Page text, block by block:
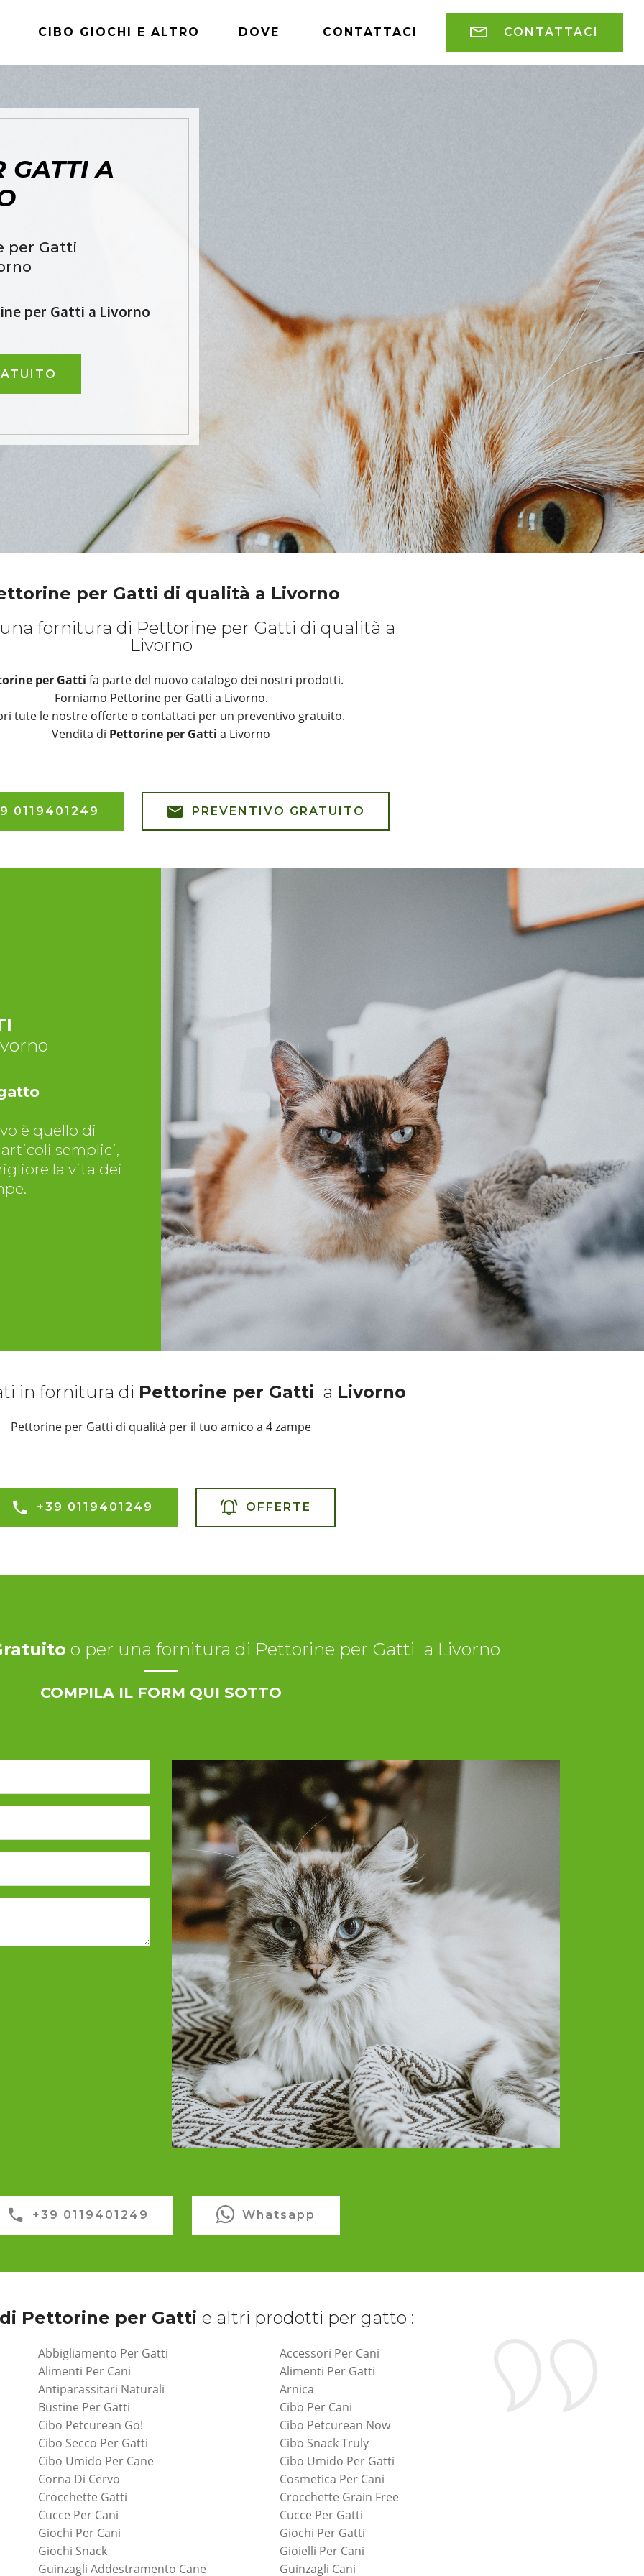
CIBO GIOCHI E ALTRO DOVE CONTATTACI CONTATTACI
GATTI A
per Gatti
per Gatti a Livorno
per Gatti di qualità a Livorno
fornitura di Pettorine per Gatti di qualità a
Livorno
per Gatti fa parte del nuovo catalogo dei nostri prodotti.
Forniamo Pettorine per Gatti a Livorno.
tute le nostre offerte o contattaci per un preventivo gratuito.
Vendita di Pettorine per Gatti a Livorno
0119401249 PREVENTIVO GRATUITO
è quello di
semplici,
la vita dei
in fornitura di Pettorine per Gatti a Livorno
Pettorine per Gatti di qualità per il tuo amico a 4 zampe
+39 0119401249 OFFERTE
o per una fornitura di Pettorine per Gatti a Livorno
COMPILA IL FORM QUI SOTTO
+39 0119401249 Whatsapp
Pettorine per Gatti e altri prodotti per gatto :
Abbigliamento Per Gatti
Accessori Per Cani
Alimenti Per Cani
Alimenti Per Gatti
Antiparassitari Naturali
Arnica
Bustine Per Gatti
Cibo Per Cani
Cibo Petcurean Go!
Cibo Petcurean Now
Cibo Secco Per Gatti
Cibo Snack Truly
Cibo Umido Per Cane
Cibo Umido Per Gatti
Corna Di Cervo
Cosmetica Per Cani
Crocchette Gatti
Crocchette Grain Free
Cucce Per Cani
Cucce Per Gatti
Giochi Per Cani
Giochi Per Gatti
Giochi Snack
Gioielli Per Cani
Guinzagli Addestramento Cane Guinzagli Cani